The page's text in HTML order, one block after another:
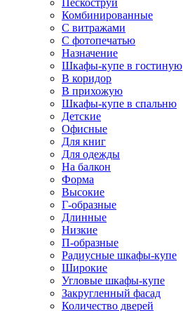
Пескоструй
Комбинированные
С витражами
С фотопечатью
Назначение
Шкафы-купе в гостиную
В коридор
В прихожую
Шкафы-купе в спальню
Детские
Офисные
Для книг
Для одежды
На балкон
Форма
Высокие
Г-образные
Длинные
Низкие
П-образные
Радиусные шкафы-купе
Широкие
Угловые шкафы-купе
Закругленный фасад
Количество дверей